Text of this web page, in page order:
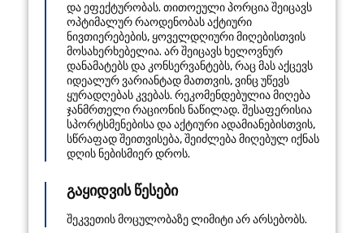
და ეფექტურობას. თითოეული პორცია შეიცავს
ოპტიმალურ რაოდენობას აქტიური
ნივთიერებების, ყოველდღიური მიღებისთვის
მოსახერხებელია. არ შეიცავს ხელოვნურ
დანამატებს და კონსერვანტებს, რაც მას აქცევს
იდეალურ ვარიანტად მათთვის, ვინც უწევს
ყურადღებას კვებას. რეკომენდებულია მიღება
ჯანმრთელი რაციონის ნაწილად. შესაფერისია
სპორტსმენებისა და აქტიური ადამიანებისთვის,
სწრაფად შეითვისება, შეიძლება მიღებულ იქნას
დღის ნებისმიერ დროს.
გაყიდვის წესები
შეკვეთის მოცულობაზე ლიმიტი არ არსებობს.